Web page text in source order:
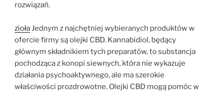
rozwiązań.
ziołaJednym z najchętniej wybieranych produktów w
ofercie firmy są olejki CBD. Kannabidiol, będący
głównym składnikiem tych preparatów, to substancja
pochodząca z konopi siewnych, która nie wykazuje
działania psychoaktywnego, ale ma szerokie
właściwości prozdrowotne. Olejki CBD mogą pomóc w